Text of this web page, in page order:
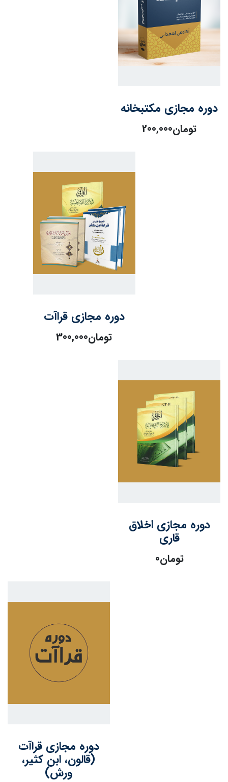
دوره مجازی مکتبخانه
تومان200,000
دوره مجازی قراآت
تومان300,000
دوره مجازی اخلاق
قاری
تومان0
دوره مجازی قراآت
(قالون، ابن کثیر،
ورش)